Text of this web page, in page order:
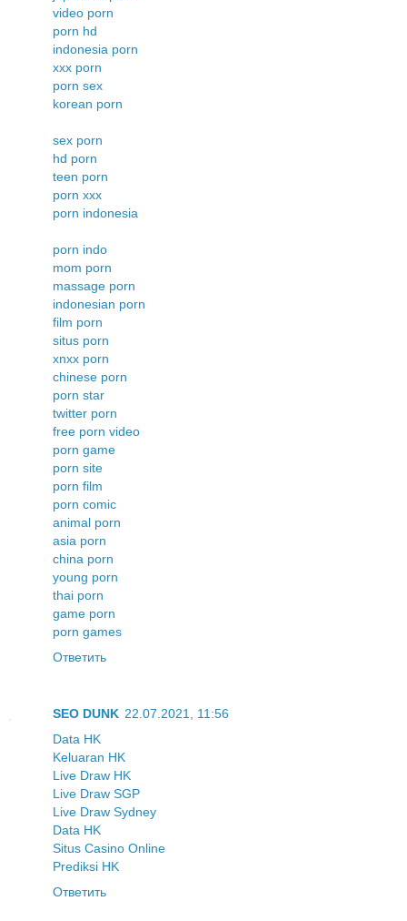
video porn
porn hd
indonesia porn
xxx porn
porn sex
korean porn
sex porn
hd porn
teen porn
porn xxx
porn indonesia
porn indo
mom porn
massage porn
indonesian porn
film porn
situs porn
xnxx porn
chinese porn
porn star
twitter porn
free porn video
porn game
porn site
porn film
porn comic
animal porn
asia porn
china porn
young porn
thai porn
game porn
porn games
Ответить
SEO DUNK 22.07.2021, 11:56
Data HK
Keluaran HK
Live Draw HK
Live Draw SGP
Live Draw Sydney
Data HK
Situs Casino Online
Prediksi HK
Ответить